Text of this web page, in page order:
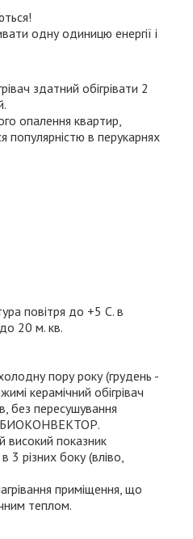
одну одиницю енергії і
здатний обігрівати 2
опалення квартир,
популярністю в перукарнях
повітря до +5 С. в
20 м. кв.
пору року (грудень -
керамічний обігрівач
без пересушування
БИОКОНВЕКТОР.
високий показник
3 різних боку (вліво,
приміщення, що
теплом.